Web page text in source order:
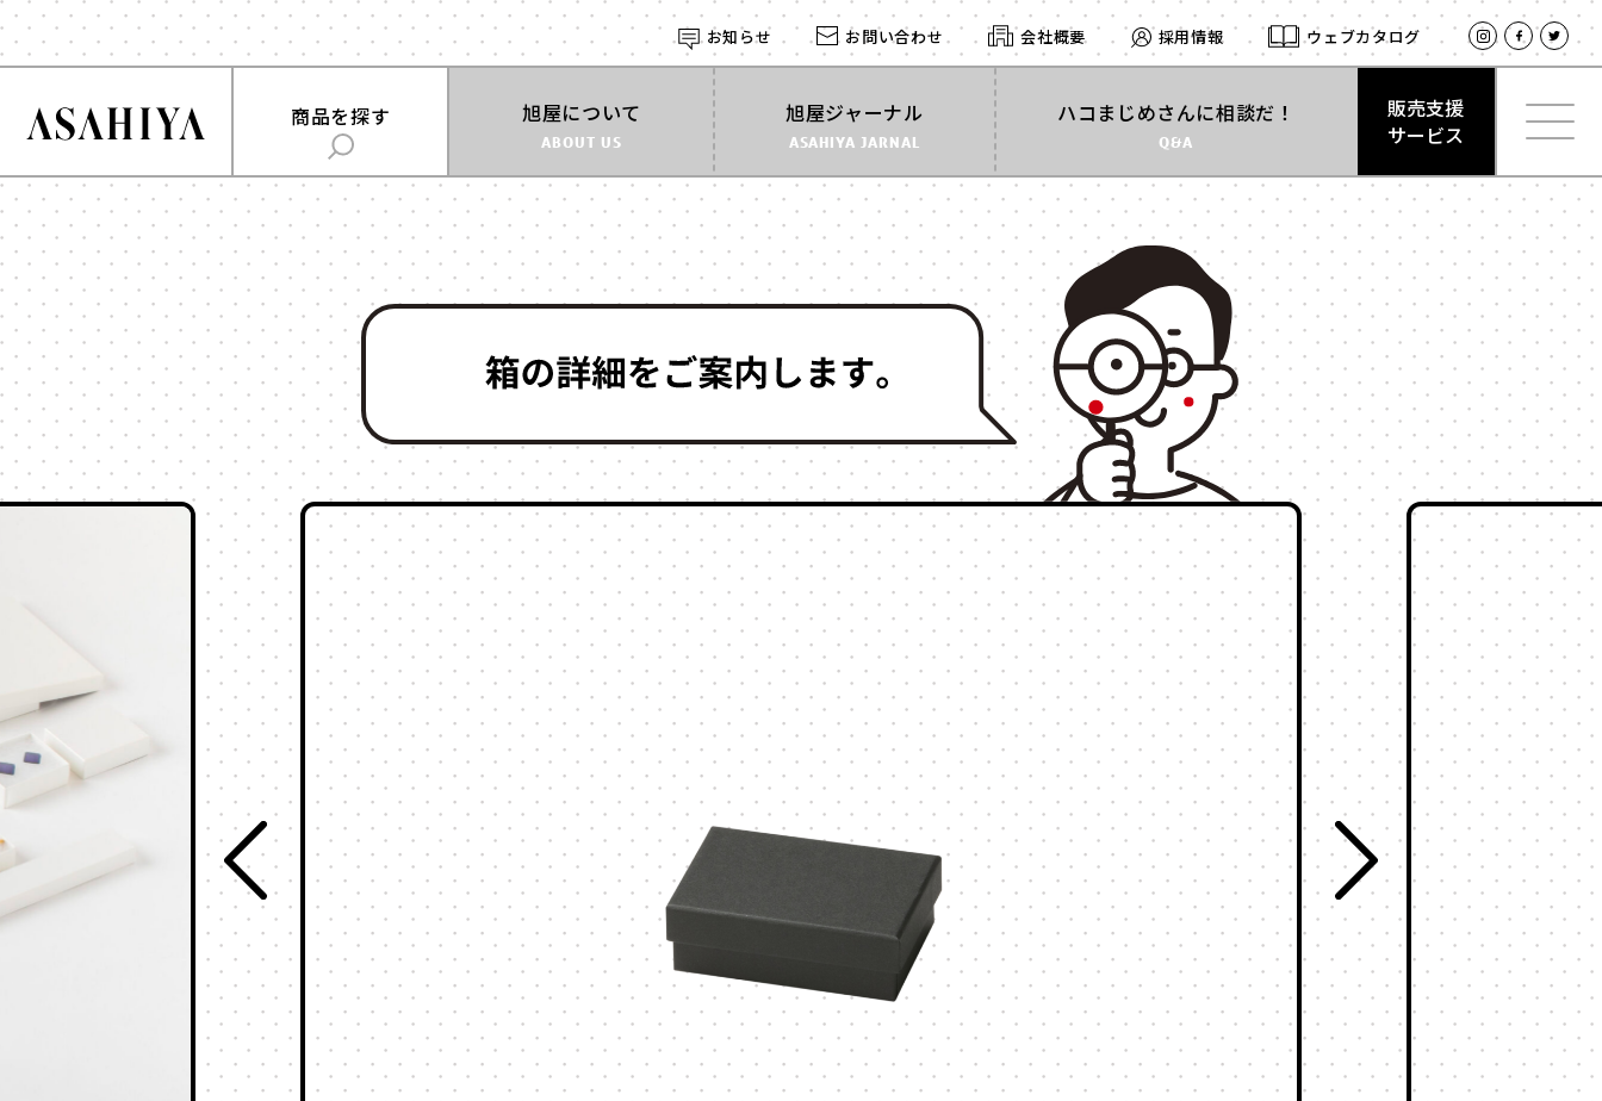
お知らせ お問い合わせ 会社概要 採用情報 ウェブカタログ
商品を探す 旭屋について
ABOUT US
旭屋ジャーナル
ASAHIYA JARNAL
ハコまじめさんに相談だ！
Q&A
販売支援
サービス
販売支援
サービス
とは
ログイン
ABOUT US
旭屋ジャーナル
ASAHIYA JOURNAL
ハコまじめさんに相談だ！
Q&A
販売支援サービスとは
お知らせ
お問い合わせ
ウェブカタログ
商品を探す
用途 で探す
時計
お菓子
ジュエリー
ウェディング・ブライダル
アクセサリー
コスメ
アパレル
食品
フルーツ
お酒
お茶
ステイショナリー
保管箱
ゲーム
フォト
陶器
メガネ
玩具
電子機器
キーボックス
その他
形状 で探す
角箱
かぶせ式
インロー式
丁番型
マウント型
多角形
家型
バック型
カゴ型
ドーム型
開くタイプ
身箱のみ
ステッチ留め
スリーブ
のせふた式
フォトフレーム
マグネット付き
Vカット
底ワンタッチ
スライド式
フラップ式
変形箱
ハート形
多角形
家型
バック型
かご型
ドーム型
ピロー型
丸箱
楕円箱
ペーパーバック
ポーチ
トムソンケース
材質 で探す
紙
サテン
レザー
合成
ベロア
スエード
クリアケース
プラスチック
木箱
tel. 095-882-1230
お電話受付時間／月〜金曜 9:00〜17:30 （土日祝を除く）
メールでお問い合わせ